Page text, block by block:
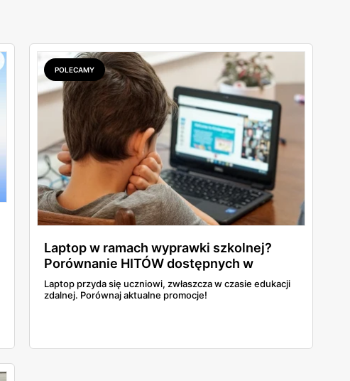
POLECAMY
Laptop w ramach wyprawki szkolnej?
Porównanie HITÓW dostępnych w
gazetkach!
Laptop przyda się uczniowi, zwłaszcza w czasie edukacji
zdalnej. Porównaj aktualne promocje!